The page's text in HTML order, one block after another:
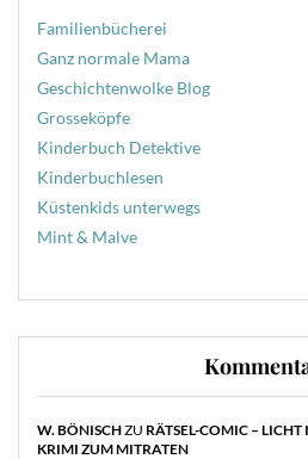
Familienbücherei
Ganz normale Mama
Geschichtenwolke Blog
Grosseköpfe
Kinderbuch Detektive
Kinderbuchlesen
Küstenkids unterwegs
Mint & Malve
W. BÖNISCHZU RÄTSEL-COMIC – LICHT
KRIMI ZUM MITRATEN